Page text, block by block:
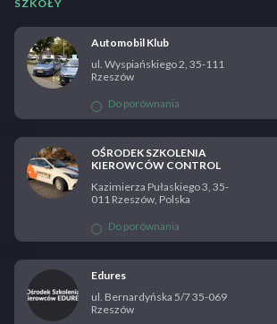
SZKOŁY
Automobil Klub
ul. Wyspiańskiego 2, 35-111
Rzeszów
Do porównania
OŚRODEK SZKOLENIA
KIEROWCÓW CONTROL
Kazimierza Pułaskiego 3, 35-
011 Rzeszów, Polska
Do porównania
Edures
ul. Bernardyńska 5/7 35-069
Rzeszów